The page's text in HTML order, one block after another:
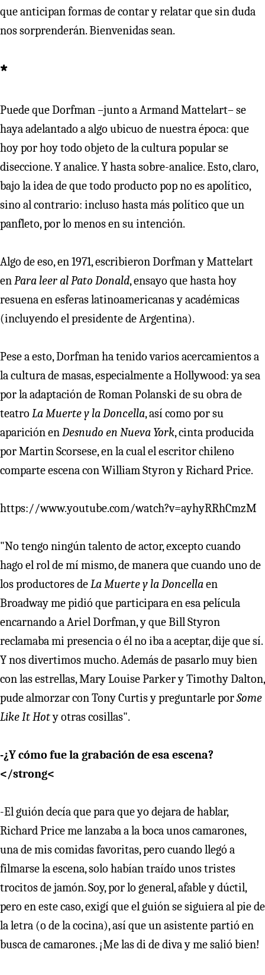
que anticipan formas de contar y relatar que sin duda
nos sorprenderán. Bienvenidas sean.
*
Puede que Dorfman –junto a Armand Mattelart– se
haya adelantado a algo ubicuo de nuestra época: que
hoy por hoy todo objeto de la cultura popular se
diseccione. Y analice. Y hasta sobre-analice. Esto, claro,
bajo la idea de que todo producto pop no es apolítico,
sino al contrario: incluso hasta más político que un
panfleto, por lo menos en su intención.
Algo de eso, en 1971, escribieron Dorfman y Mattelart
enPara leer al Pato Donald, ensayo que hasta hoy
resuena en esferas latinoamericanas y académicas
(incluyendo el presidente de Argentina).
Pese a esto, Dorfman ha tenido varios acercamientos a
la cultura de masas, especialmente a Hollywood: ya sea
por la adaptación de Roman Polanski de su obra de
teatro La Muerte y la Doncella, así como por su
aparición enDesnudo en Nueva York, cinta producida
por Martin Scorsese, en la cual el escritor chileno
comparte escena con William Styron y Richard Price.
https://www.youtube.com/watch?v=ayhyRRhCmzM
"No tengo ningún talento de actor, excepto cuando
hago el rol de mí mismo, de manera que cuando uno de
los productores deLa Muerte y la Doncellaen
Broadway me pidió que participara en esa película
encarnando a Ariel Dorfman, y que Bill Styron
reclamaba mi presencia o él no iba a aceptar, dije que sí.
Y nos divertimos mucho. Además de pasarlo muy bien
con las estrellas, Mary Louise Parker y Timothy Dalton,
pude almorzar con Tony Curtis y preguntarle porSome
Like It Hoty otras cosillas".
-¿Y cómo fue la grabación de esa escena?
</strong<
-El guión decía que para que yo dejara de hablar,
Richard Price me lanzaba a la boca unos camarones,
una de mis comidas favoritas, pero cuando llegó a
filmarse la escena, solo habían traído unos tristes
trocitos de jamón. Soy, por lo general, afable y dúctil,
pero en este caso, exigí que el guión se siguiera al pie de
la letra (o de la cocina), así que un asistente partió en
busca de camarones. ¡Me las di de diva y me salió bien!